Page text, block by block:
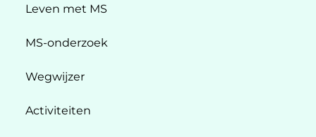
Leven met MS
MS-onderzoek
Wegwijzer
Activiteiten